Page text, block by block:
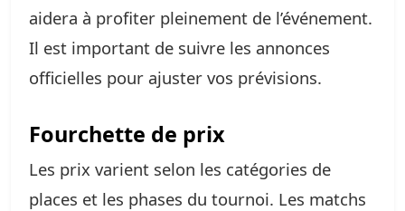
aidera à profiter pleinement de l’événement.
Il est important de suivre les annonces
officielles pour ajuster vos prévisions.
Fourchette de prix
Les prix varient selon les catégories de
places et les phases du tournoi. Les matchs